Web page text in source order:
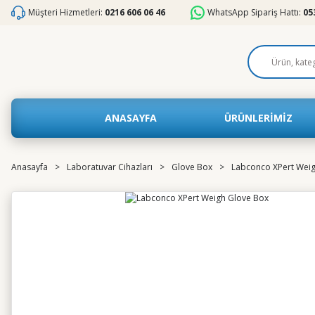
Müşteri Hizmetleri: 0216 606 06 46 WhatsApp Sipariş Hattı:
ANASAYFA ÜRÜNLERİMİZ
Anasayfa Laboratuvar Cihazları Glove Box Labconco XPert